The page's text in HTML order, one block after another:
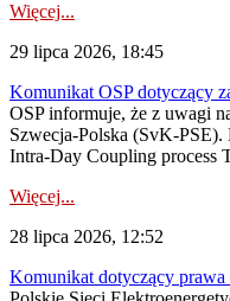
Więcej...
29 lipca 2026, 18:45
Komunikat OSP dotyczący
OSP informuje, że z uwagi
Szwecja-Polska (SvK-PSE).
Intra-Day Coupling process
Więcej...
28 lipca 2026, 12:52
Komunikat dotyczący